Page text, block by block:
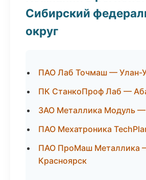
Сибирский
округ
ПАО Лаб Точмаш — Улан-
ПК СтанкоПроф Лаб —
ЗАО Металлика Модуль
ПАО Мехатроника
ПАО ПроМаш Металлика
Красноярск